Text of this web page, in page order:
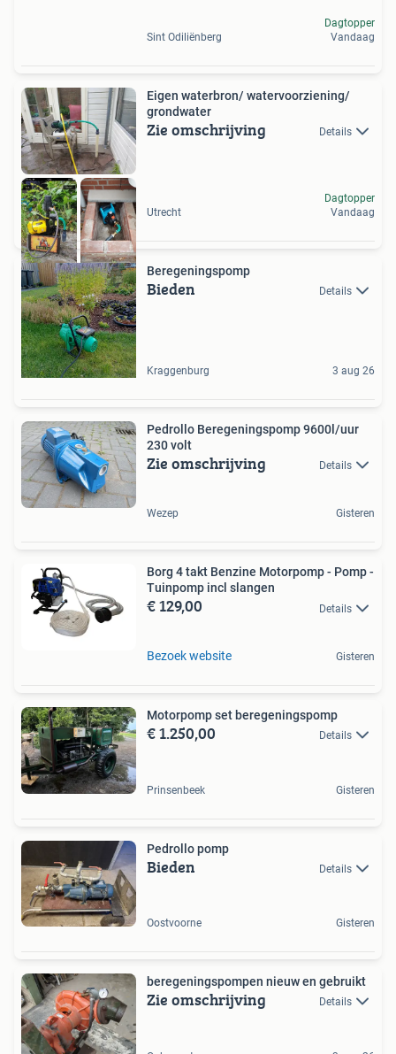
Sint Odiliënberg
Dagtopper
Vandaag
Eigen waterbron/ watervoorziening/
grondwater
Zie omschrijving Details
Utrecht
Dagtopper
Vandaag
Beregeningspomp
Bieden Details
Kraggenburg 3 aug 26
Pedrollo Beregeningspomp 9600l/uur
230 volt
Zie omschrijving Details
Wezep Gisteren
Borg 4 takt Benzine Motorpomp - Pomp -
Tuinpomp incl slangen
€ 129,00 Details
Bezoek website Gisteren
Motorpomp set beregeningspomp
€ 1.250,00 Details
Prinsenbeek Gisteren
Pedrollo pomp
Bieden Details
Oostvoorne Gisteren
beregeningspompen nieuw en gebruikt
Zie omschrijving Details